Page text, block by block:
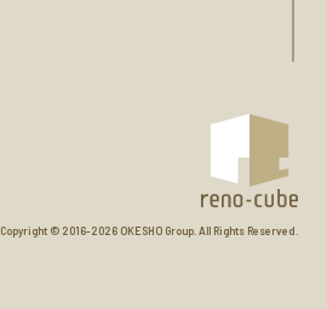
Copyright © 2016-2026 OKESHO Group. All Rights Reserved.